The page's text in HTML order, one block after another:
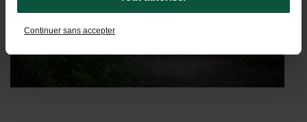
Continuer sans accepter